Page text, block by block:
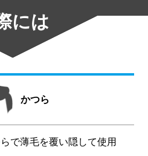
には
かつら
で薄毛を覆い隠して使用